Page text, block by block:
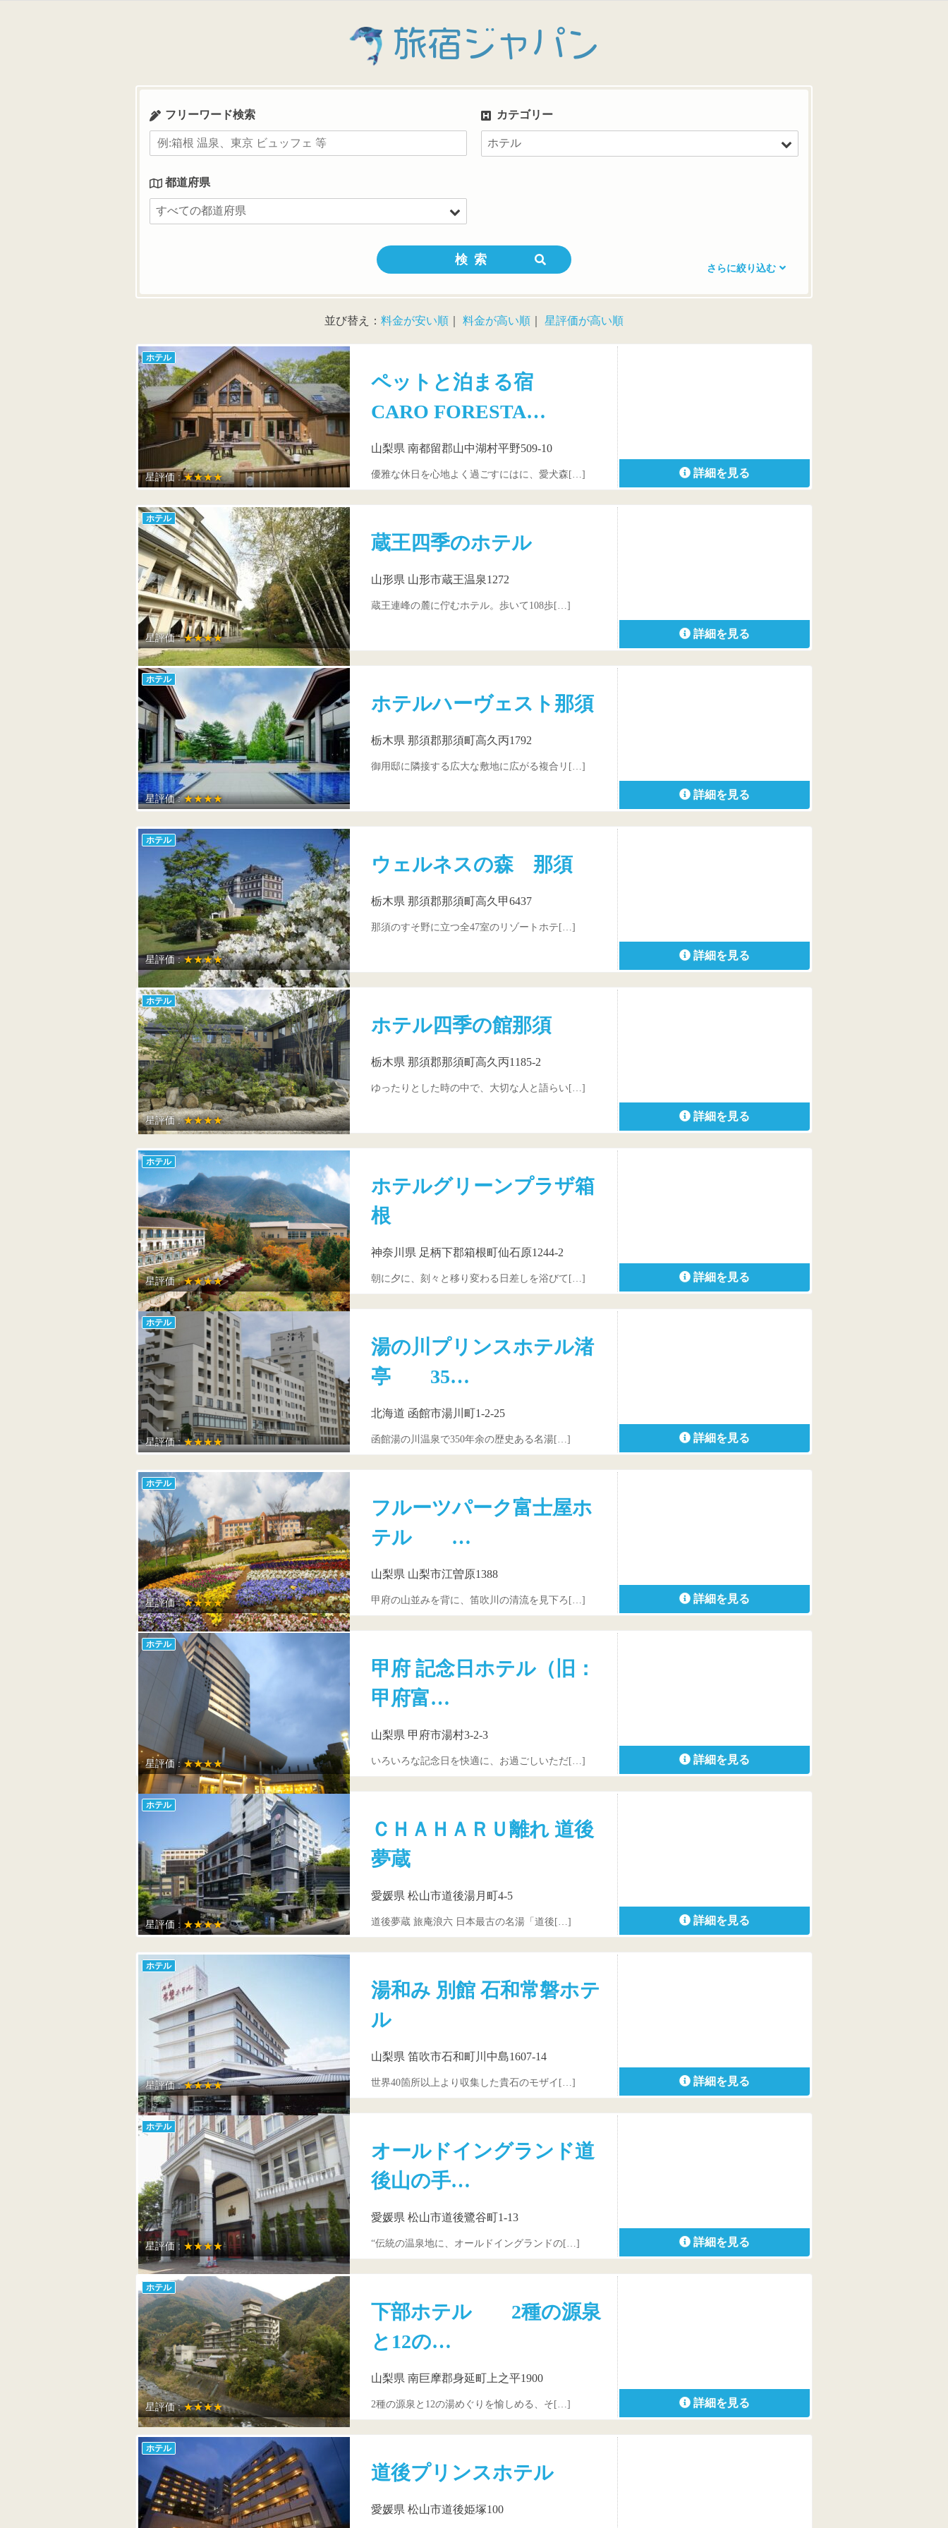
旅宿ジャパン
フリーワード検索 カテゴリー
都道府県
さらに絞り込む
並び替え： 料金が安い順 料金が高い順 星評価が高い順
ホテル
星評価 :★★★★
ペットと泊まる宿
CARO FORESTA…
山梨県 南都留郡山中湖村平野509-10
優雅な休日を心地よく過ごすにはに、愛犬森[…] 詳細を見る
ホテル
星評価 :★★★★
蔵王四季のホテル
山形県 山形市蔵王温泉1272
蔵王連峰の麓に佇むホテル。歩いて108歩[…]
詳細を見る
ホテル
星評価 :★★★★
ホテルハーヴェスト那須
栃木県 那須郡那須町高久丙1792
御用邸に隣接する広大な敷地に広がる複合リ[…]
詳細を見る
ホテル
星評価 :★★★★
ウェルネスの森 那須
栃木県 那須郡那須町高久甲6437
那須のすそ野に立つ全47室のリゾートホテ[…]
詳細を見る
ホテル
星評価 :★★★★
ホテル四季の館那須
栃木県 那須郡那須町高久丙1185-2
ゆったりとした時の中で、大切な人と語らい[…]
詳細を見る
ホテル
星評価 :★★★★
ホテルグリーンプラザ箱
根
神奈川県 足柄下郡箱根町仙石原1244-2
朝に夕に、刻々と移り変わる日差しを浴びて[…] 詳細を見る
ホテル
星評価 :★★★★
湯の川プリンスホテル渚
亭 35…
北海道 函館市湯川町1-2-25
函館湯の川温泉で350年余の歴史ある名湯[…] 詳細を見る
ホテル
星評価 :★★★★
フルーツパーク富士屋ホ
テル …
山梨県 山梨市江曽原1388
甲府の山並みを背に、笛吹川の清流を見下ろ[…] 詳細を見る
ホテル
星評価 :★★★★
甲府 記念日ホテル（旧：
甲府富…
山梨県 甲府市湯村3-2-3
いろいろな記念日を快適に、お過ごしいただ[…] 詳細を見る
ホテル
星評価 : ★★★★
ＣＨＡＨＡＲＵ離れ 道後
夢蔵
愛媛県 松山市道後湯月町4-5
道後夢蔵 旅庵浪六 日本最古の名湯「道後[…] 詳細を見る
ホテル
星評価 :★★★★
湯和み 別館 石和常磐ホテ
ル
山梨県 笛吹市石和町川中島1607-14
世界40箇所以上より収集した貴石のモザイ[…] 詳細を見る
ホテル
星評価 : ★★★★
オールドイングランド道
後山の手…
愛媛県 松山市道後鷺谷町1-13
“伝統の温泉地に、オールドイングランドの[…] 詳細を見る
ホテル
星評価 :★★★★
下部ホテル 2種の源泉
と12の…
山梨県 南巨摩郡身延町上之平1900
2種の源泉と12の湯めぐりを愉しめる、そ[…] 詳細を見る
ホテル
道後プリンスホテル
愛媛県 松山市道後姫塚100